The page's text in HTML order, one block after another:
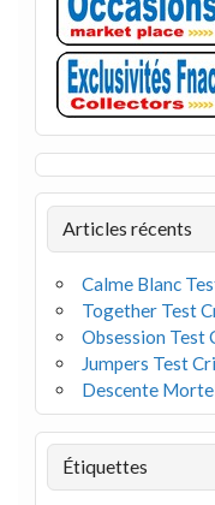
Articles récents
Calme Blanc
Together Test
Obsession Test
Jumpers Test
Descente
Étiquettes